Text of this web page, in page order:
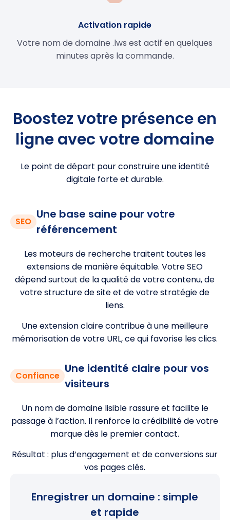
Activation rapide
Votre nom de domaine .lws est actif en quelques
minutes après la commande.
Boostez votre présence en
ligne avec votre domaine
Le point de départ pour construire une identité
digitale forte et durable.
SEO
Une base saine pour votre
référencement
Les moteurs de recherche traitent toutes les
extensions de manière équitable. Votre SEO
dépend surtout de la qualité de votre contenu, de
votre structure de site et de votre stratégie de
liens.
Une extension claire contribue à une meilleure
mémorisation de votre URL, ce qui favorise les clics.
Confiance
Une identité claire pour vos
visiteurs
Un nom de domaine lisible rassure et facilite le
passage à l’action. Il renforce la crédibilité de votre
marque dès le premier contact.
Résultat : plus d’engagement et de conversions sur
vos pages clés.
Enregistrer un domaine : simple
et rapide